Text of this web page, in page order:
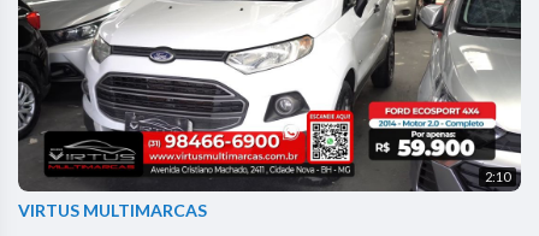
2:10
VIRTUS MULTIMARCAS